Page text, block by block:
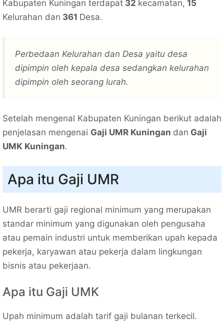
Kabupaten Kuningan terdapat 32 kecamatan, 15
Kelurahan dan 361 Desa.
Perbedaan Kelurahan dan Desa yaitu desa
dipimpin oleh kepala desa sedangkan kelurahan
dipimpin oleh seorang lurah.
Setelah mengenal Kabupaten Kuningan berikut adalah
penjelasan mengenai Gaji UMR Kuningan dan Gaji
UMK Kuningan.
Apa itu Gaji UMR
UMR berarti gaji regional minimum yang merupakan
standar minimum yang digunakan oleh pengusaha
atau pemain industri untuk memberikan upah kepada
pekerja, karyawan atau pekerja dalam lingkungan
bisnis atau pekerjaan.
Apa itu Gaji UMK
Upah minimum adalah tarif gaji bulanan terkecil.